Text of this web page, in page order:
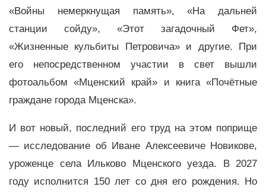
«Войны немеркнущая память», «На дальней
станции сойду», «Этот загадочный Фет»,
«Жизненные кульбиты Петровича» и другие. При
его непосредственном участии в свет вышли
фотоальбом «Мценский край» и книга «Почётные
граждане города Мценска».
И вот новый, последний его труд на этом поприще
— исследование об Иване Алексеевиче Новикове,
уроженце села Ильково Мценского уезда. В 2027
году исполнится 150 лет со дня его рождения. Но